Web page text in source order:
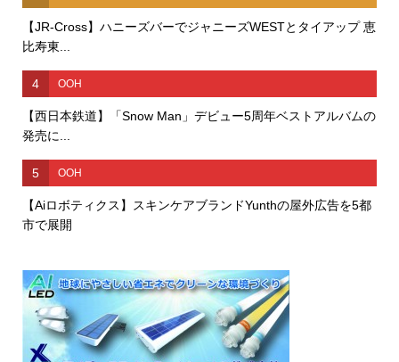
【JR-Cross】ハニーズバーでジャニーズWESTとタイアップ 恵
比寿東...
4 OOH
【西日本鉄道】「Snow Man」デビュー5周年ベストアルバムの
発売に...
5 OOH
【Aiロボティクス】スキンケアブランドYunthの屋外広告を5都
市で展開